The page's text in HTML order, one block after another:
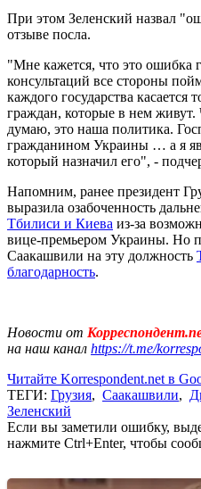
При этом Зеленский назвал
отзыве посла.
"Мне кажется, что это ошибка
консультаций все стороны
каждого государства касается
граждан, которые в нем
думаю, это наша политика.
гражданином Украины … а я
который назначил его", -
Напомним, ранее президент
выразила озабоченность
Тбилиси и Киева из-за
вице-премьером Украины. Но
Саакашвили на эту должность
благодарность.
Новости от
на наш канал https://t.me/
Читайте Korrespondent.net в
ТЕГИ: Грузия, Саакашвили,
Зеленский
Если вы заметили ошибку,
нажмите Ctrl+Enter, чтобы